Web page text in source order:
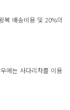
복 배송비용 및 20%의
에는 사다리차를 이용